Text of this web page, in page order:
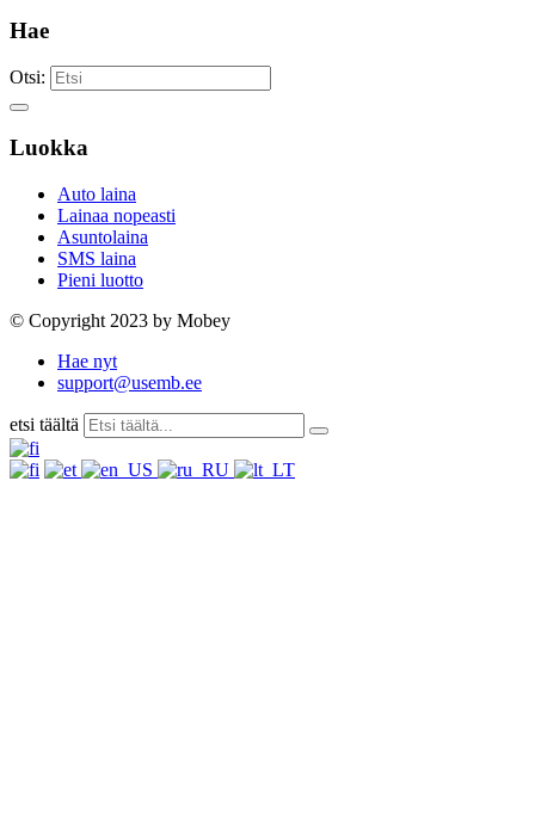
Hae
Otsi:
Luokka
Auto laina
Lainaa nopeasti
Asuntolaina
SMS laina
Pieni luotto
© Copyright 2023 by Mobey
Hae nyt
support@usemb.ee
etsi täältä